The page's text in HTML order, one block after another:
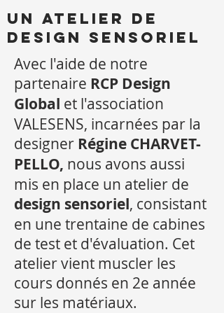
un atelier de
design sensoriel
Avec l'aide de notre
partenaire RCP Design
Global et l'association
VALESENS, incarnées par la
designer Régine CHARVET-
PELLO, nous avons aussi
mis en place un atelier de
design sensoriel, consistant
en une trentaine de cabines
de test et d'évaluation. Cet
atelier vient muscler les
cours donnés en 2e année
sur les matériaux.